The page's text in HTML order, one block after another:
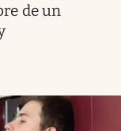
de un